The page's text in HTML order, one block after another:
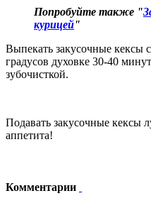
Попробуйте также "
курицей"
Выпекать закусочные кексы
градусов духовке 30-40
зубочисткой.
Подавать закусочные кексы
аппетита!
Комментарии